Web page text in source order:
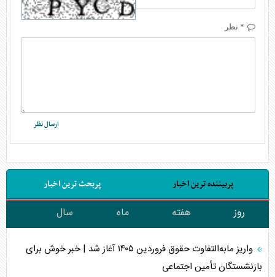
* نظر
پربیننده ترین اخبار پربحث ترین اخبار
روز هفته ماه سال
واریز مابه‌التفاوت حقوق فروردین ۱۴۰۵ آغاز شد | خبر خوش برای
بازنشستگان تأمین اجتماعی